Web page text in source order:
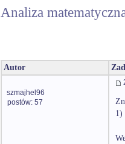
Analiza
Autor
szmajhel96
postów: 57
1)